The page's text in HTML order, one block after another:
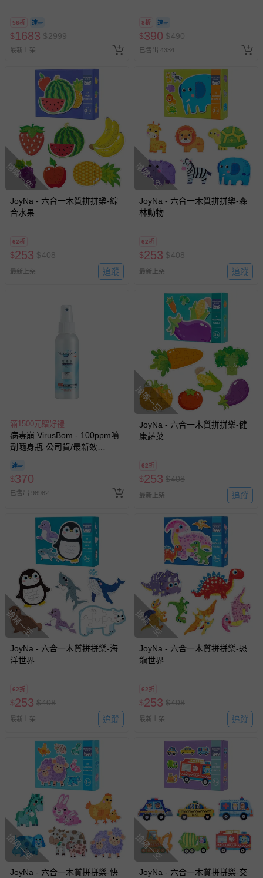
56折
$1683 $2999
最新上架
人小孩均一價(3歲以上需購票))
8折
$390 $490
已售出 4334
搶購一空
JoyNa - 六合一木質拼拼樂-綜
合水果
62折
$253 $408
最新上架 追蹤
搶購一空
JoyNa - 六合一木質拼拼樂-森
林動物
62折
$253 $408
最新上架 追蹤
滿1500元贈好禮
病毒崩 VirusBom - 100ppm噴
劑隨身瓶-公司貨/最新效
$370
已售出 98982
搶購一空
JoyNa - 六合一木質拼拼樂-健
康蔬菜
62折
$253 $408
最新上架 追蹤
搶購一空
JoyNa - 六合一木質拼拼樂-海
洋世界
62折
$253 $408
最新上架 追蹤
搶購一空
JoyNa - 六合一木質拼拼樂-恐
龍世界
62折
$253 $408
最新上架 追蹤
搶購一空
JoyNa - 六合一木質拼拼樂-快
搶購一空
JoyNa - 六合一木質拼拼樂-交